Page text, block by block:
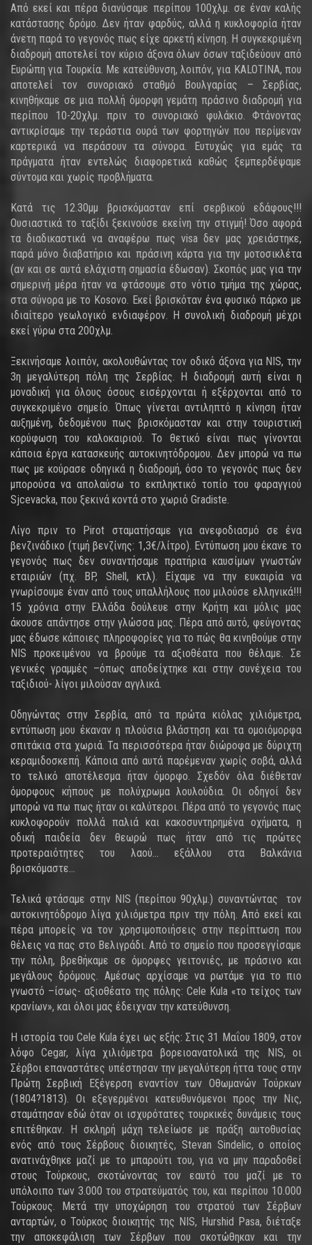
Από εκεί και πέρα διανύσαμε περίπου 100χλμ. σε έναν καλής
κατάστασης δρόμο. Δεν ήταν φαρδύς, αλλά η κυκλοφορία ήταν
άνετη παρά το γεγονός πως είχε αρκετή κίνηση. Η συγκεκριμένη
διαδρομή αποτελεί τον κύριο άξονα όλων όσων ταξιδεύουν από
Ευρώπη για Τουρκία. Με κατεύθυνση, λοιπόν, για KALOTINA, που
αποτελεί τον συνοριακό σταθμό Βουλγαρίας – Σερβίας,
κινηθήκαμε σε μια πολλή όμορφη γεμάτη πράσινο διαδρομή για
περίπου 10-20χλμ. πριν το συνοριακό φυλάκιο. Φτάνοντας
αντικρίσαμε την τεράστια ουρά των φορτηγών που περίμεναν
καρτερικά να περάσουν τα σύνορα. Ευτυχώς για εμάς τα
πράγματα ήταν εντελώς διαφορετικά καθώς ξεμπερδέψαμε
σύντομα και χωρίς προβλήματα.
Κατά τις 12.30μμ βρισκόμασταν επί σερβικού εδάφους!!!
Ουσιαστικά το ταξίδι ξεκινούσε εκείνη την στιγμή! Όσο αφορά
τα διαδικαστικά να αναφέρω πως visa δεν μας χρειάστηκε,
παρά μόνο διαβατήριο και πράσινη κάρτα για την μοτοσικλέτα
(αν και σε αυτά ελάχιστη σημασία έδωσαν). Σκοπός μας για την
σημερινή μέρα ήταν να φτάσουμε στo νότιο τμήμα της χώρας,
στα σύνορα με το Kosovo. Εκεί βρισκόταν ένα φυσικό πάρκο με
ιδιαίτερο γεωλογικό ενδιαφέρον. Η συνολική διαδρομή μέχρι
εκεί γύρω στα 200χλμ.
Ξεκινήσαμε λοιπόν, ακολουθώντας τον οδικό άξονα για NIS, την
3η μεγαλύτερη πόλη της Σερβίας. Η διαδρομή αυτή είναι η
μοναδική για όλους όσους εισέρχονται ή εξέρχονται από το
συγκεκριμένο σημείο. Όπως γίνεται αντιληπτό η κίνηση ήταν
αυξημένη, δεδομένου πως βρισκόμασταν και στην τουριστική
κορύφωση του καλοκαιριού. Το θετικό είναι πως γίνονται
κάποια έργα κατασκευής αυτοκινητόδρομου. Δεν μπορώ να πω
πως με κούρασε οδηγικά η διαδρομή, όσο το γεγονός πως δεν
μπορούσα να απολαύσω το εκπληκτικό τοπίο του φαραγγιού
Sjcevacka, που ξεκινά κοντά στο χωριό Gradiste.
Λίγο πριν το Pirot σταματήσαμε για ανεφοδιασμό σε ένα
βενζινάδικο (τιμή βενζίνης: 1,3€/λίτρο). Εντύπωση μου έκανε το
γεγονός πως δεν συναντήσαμε πρατήρια καυσίμων γνωστών
εταιριών (πχ. BP, Shell, κτλ). Είχαμε να την ευκαιρία να
γνωρίσουμε έναν από τους υπαλλήλους που μιλούσε ελληνικά!!!
15 χρόνια στην Ελλάδα δούλευε στην Κρήτη και μόλις μας
άκουσε απάντησε στην γλώσσα μας. Πέρα από αυτό, φεύγοντας
μας έδωσε κάποιες πληροφορίες για το πώς θα κινηθούμε στην
NIS προκειμένου να βρούμε τα αξιοθέατα που θέλαμε. Σε
γενικές γραμμές –όπως αποδείχτηκε και στην συνέχεια του
ταξιδιού- λίγοι μιλούσαν αγγλικά.
Οδηγώντας στην Σερβία, από τα πρώτα κιόλας χιλιόμετρα,
εντύπωση μου έκαναν η πλούσια βλάστηση και τα ομοιόμορφα
σπιτάκια στα χωριά. Τα περισσότερα ήταν διώροφα με δύριχτη
κεραμιδοσκεπή. Κάποια από αυτά παρέμεναν χωρίς σοβά, αλλά
το τελικό αποτέλεσμα ήταν όμορφο. Σχεδόν όλα διέθεταν
όμορφους κήπους με πολύχρωμα λουλούδια. Οι οδηγοί δεν
μπορώ να πω πως ήταν οι καλύτεροι. Πέρα από το γεγονός πως
κυκλοφορούν πολλά παλιά και κακοσυντηρημένα οχήματα, η
οδική παιδεία δεν θεωρώ πως ήταν από τις πρώτες
προτεραιότητες του λαού… εξάλλου στα Βαλκάνια
βρισκόμαστε…
Τελικά φτάσαμε στην NIS (περίπου 90χλμ.) συναντώντας τον
αυτοκινητόδρομο λίγα χιλιόμετρα πριν την πόλη. Από εκεί και
πέρα μπορείς να τον χρησιμοποιήσεις στην περίπτωση που
θέλεις να πας στο Βελιγράδι. Από το σημείο που προσεγγίσαμε
την πόλη, βρεθήκαμε σε όμορφες γειτονιές, με πράσινο και
μεγάλους δρόμους. Αμέσως αρχίσαμε να ρωτάμε για το πιο
γνωστό –ίσως- αξιοθέατο της πόλης: Cele Kula «το τείχος των
κρανίων», και όλοι μας έδειχναν την κατεύθυνση.
Η ιστορία του Cele Kula έχει ως εξής: Στις 31 Μαΐου 1809, στον
λόφο Cegar, λίγα χιλιόμετρα βορειοανατολικά της NIS, οι
Σέρβοι επαναστάτες υπέστησαν την μεγαλύτερη ήττα τους στην
Πρώτη Σερβική Εξέγερση εναντίον των Οθωμανών Τούρκων
(1804?1813). Οι εξεγερμένοι κατευθυνόμενοι προς την Νις,
σταμάτησαν εδώ όταν οι ισχυρότατες τουρκικές δυνάμεις τους
επιτέθηκαν. Η σκληρή μάχη τελείωσε με πράξη αυτοθυσίας
ενός από τους Σέρβους διοικητές, Stevan Sindelic, ο οποίος
ανατινάχθηκε μαζί με το μπαρούτι του, για να μην παραδοθεί
στους Τούρκους, σκοτώνοντας τον εαυτό του μαζί με το
υπόλοιπο των 3.000 του στρατεύματός του, και περίπου 10.000
Τούρκους. Μετά την υποχώρηση του στρατού των Σέρβων
ανταρτών, ο Τούρκος διοικητής της NIS, Hurshid Pasa, διέταξε
την αποκεφάλιση των Σέρβων που σκοτώθηκαν και την